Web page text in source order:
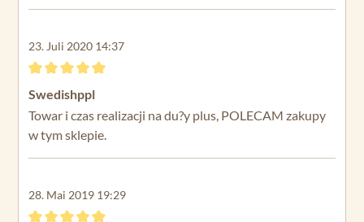
23. Juli 2020 14:37
Bewertung mit 5 von 5 Sternen
Swedishppl
Towar i czas realizacji na du?y plus, POLECAM zakupy
w tym sklepie.
28. Mai 2019 19:29